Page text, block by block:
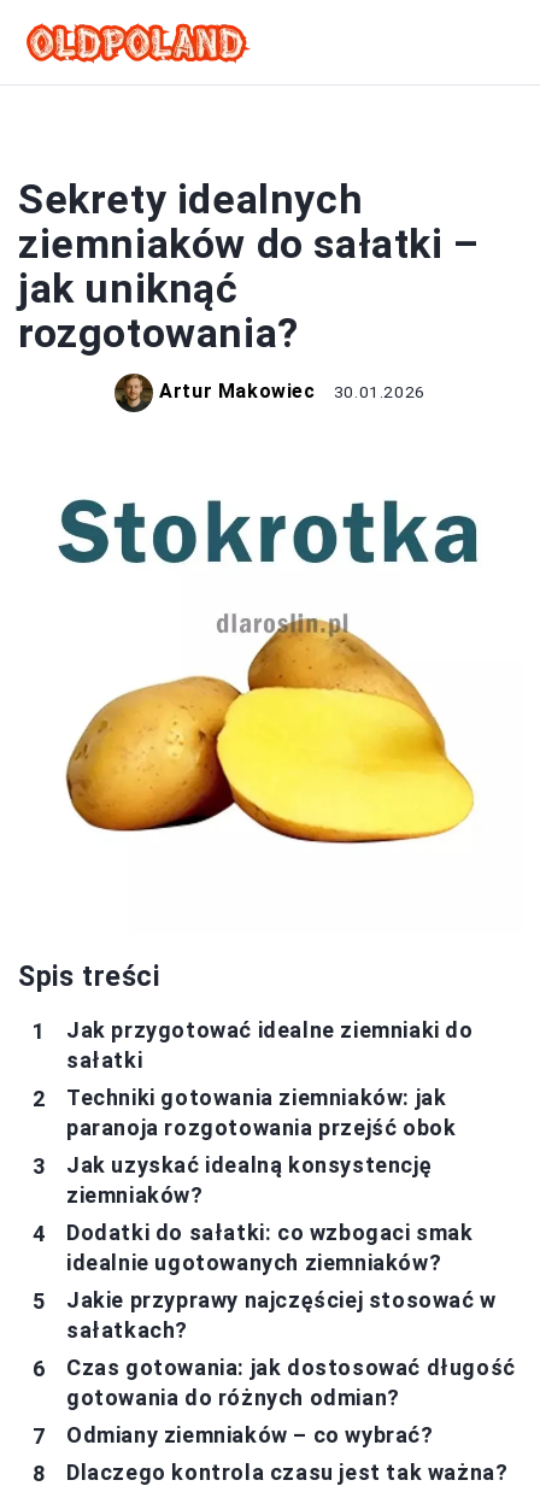
Sekrety idealnych
ziemniaków do sałatki –
jak uniknąć
rozgotowania?
Artur Makowiec 30.01.2026
Spis treści
Jak przygotować idealne ziemniaki do
sałatki
Techniki gotowania ziemniaków: jak
paranoja rozgotowania przejść obok
Jak uzyskać idealną konsystencję
ziemniaków?
Dodatki do sałatki: co wzbogaci smak
idealnie ugotowanych ziemniaków?
Jakie przyprawy najczęściej stosować w
sałatkach?
Czas gotowania: jak dostosować długość
gotowania do różnych odmian?
Odmiany ziemniaków – co wybrać?
Dlaczego kontrola czasu jest tak ważna?